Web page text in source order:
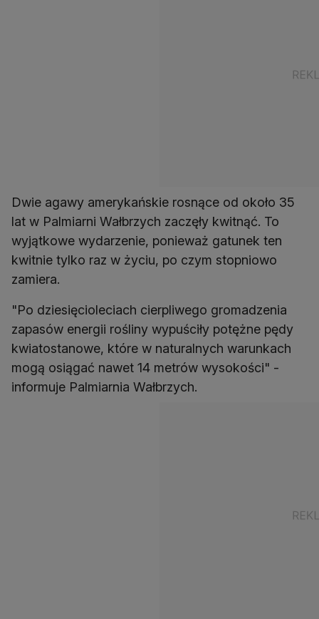
Dwie agawy amerykańskie rosnące od około 35
lat w Palmiarni Wałbrzych zaczęły kwitnąć. To
wyjątkowe wydarzenie, ponieważ gatunek ten
kwitnie tylko raz w życiu, po czym stopniowo
zamiera.
"Po dziesięcioleciach cierpliwego gromadzenia
zapasów energii rośliny wypuściły potężne pędy
kwiatostanowe, które w naturalnych warunkach
mogą osiągać nawet 14 metrów wysokości" -
informuje Palmiarnia Wałbrzych.